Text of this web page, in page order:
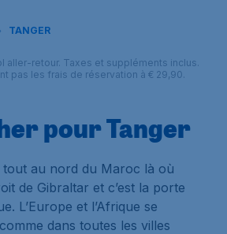
TANGER
aller-retour. Taxes et suppléments inclus.
pas les frais de réservation à € 29,90.
pour Tanger
tout au nord du Maroc là où
de Gibraltar et c’est la porte
L’Europe et l’Afrique se
dans toutes les villes